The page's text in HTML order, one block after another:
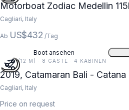
Motorboat Zodiac Medellin
Cagliari, Italy
Ab US$432 /Tag
Boot ansehen
41 FT (12 M) · 8 GÄSTE · 4 KABINEN
2019, Catamaran Bali - Catana
Cagliari, Italy
Price on request